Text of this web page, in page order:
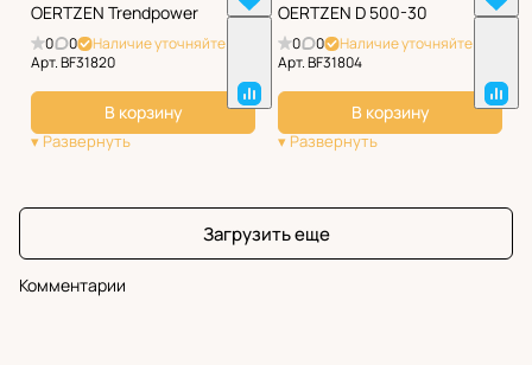
OERTZEN Trendpower
0 0
Наличие уточняйте
Арт.BF31820
В корзину
OERTZEN D 500-30
0 0
Наличие уточняйте
Арт.BF31804
В корзину
Загрузить еще
Комментарии